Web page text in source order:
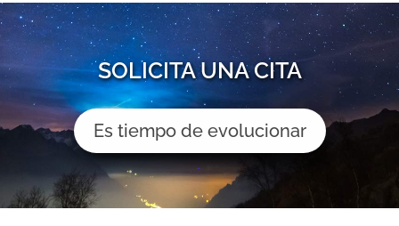
SOLICITA UNA CITA
Es tiempo de evolucionar